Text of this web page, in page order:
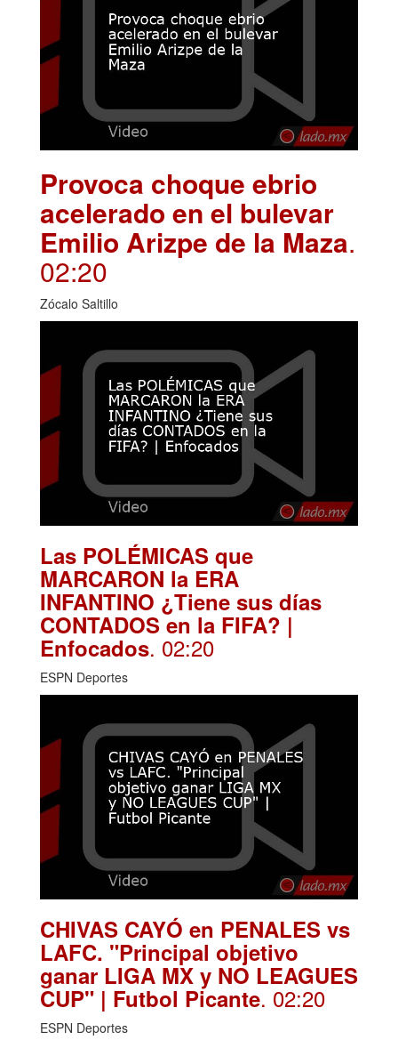
Provoca choque ebrio
acelerado en el bulevar
Emilio Arizpe de la Maza.
02:20
Zócalo Saltillo
Las POLÉMICAS que
MARCARON la ERA
INFANTINO ¿Tiene sus días
CONTADOS en la FIFA? |
Enfocados. 02:20
ESPN Deportes
CHIVAS CAYÓ en PENALES vs
LAFC. "Principal objetivo
ganar LIGA MX y NO LEAGUES
CUP" | Futbol Picante. 02:20
ESPN Deportes